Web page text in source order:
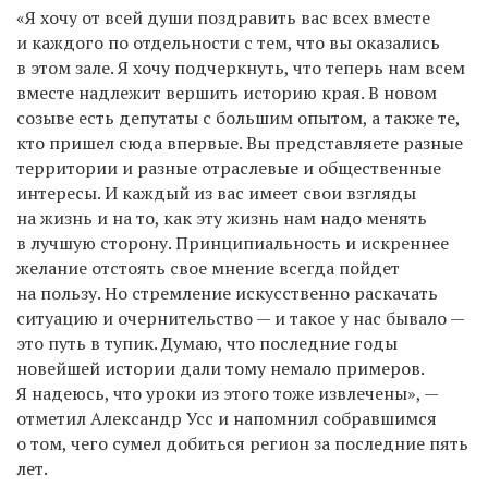
«Я хочу от всей души поздравить вас всех вместе
и каждого по отдельности с тем, что вы оказались
в этом зале. Я хочу подчеркнуть, что теперь нам всем
вместе надлежит вершить историю края. В новом
созыве есть депутаты с большим опытом, а также те,
кто пришел сюда впервые. Вы представляете разные
территории и разные отраслевые и общественные
интересы. И каждый из вас имеет свои взгляды
на жизнь и на то, как эту жизнь нам надо менять
в лучшую сторону. Принципиальность и искреннее
желание отстоять свое мнение всегда пойдет
на пользу. Но стремление искусственно раскачать
ситуацию и очернительство — и такое у нас бывало —
это путь в тупик. Думаю, что последние годы
новейшей истории дали тому немало примеров.
Я надеюсь, что уроки из этого тоже извлечены», —
отметил Александр Усс и напомнил собравшимся
о том, чего сумел добиться регион за последние пять
лет.